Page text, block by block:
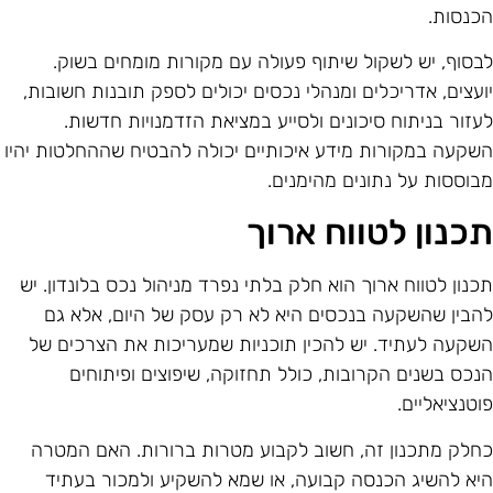
יש לשקול שיתוף פעולה עם מקורות מומחים בשוק.
אדריכלים ומנהלי נכסים יכולים לספק תובנות חשובות,
בניתוח סיכונים ולסייע במציאת הזדמנויות חדשות.
במקורות מידע איכותיים יכולה להבטיח שההחלטות יהיו
על נתונים מהימנים.
לטווח ארוך
לטווח ארוך הוא חלק בלתי נפרד מניהול נכס בלונדון. יש
שהשקעה בנכסים היא לא רק עסק של היום, אלא גם
לעתיד. יש להכין תוכניות שמעריכות את הצרכים של
בשנים הקרובות, כולל תחזוקה, שיפוצים ופיתוחים
מתכנון זה, חשוב לקבוע מטרות ברורות. האם המטרה
להשיג הכנסה קבועה, או שמא להשקיע ולמכור בעתיד